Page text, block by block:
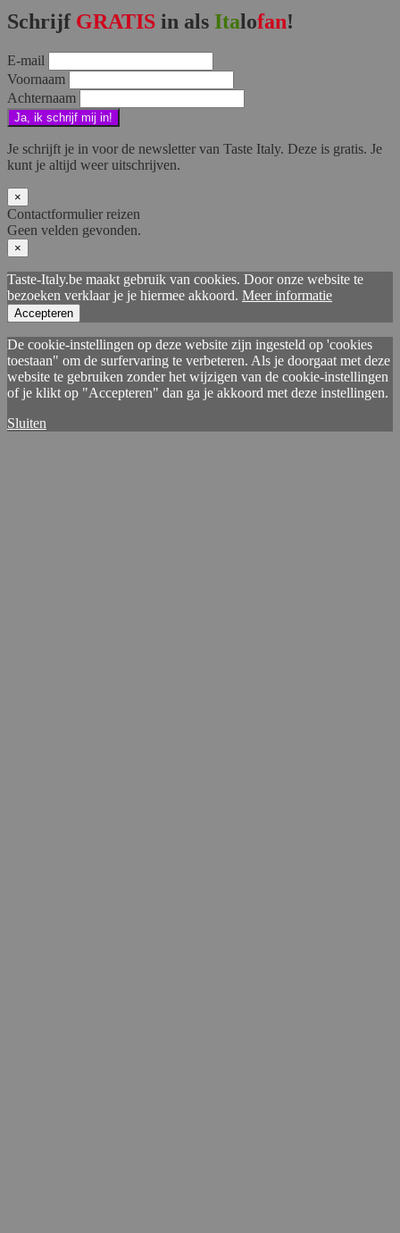
Schrijf GRATIS in als Italofan!
E-mail
Voornaam
Achternaam
Je schrijft je in voor de newsletter van Taste Italy. Deze is gratis. Je
kunt je altijd weer uitschrijven.
×
Contactformulier reizen
Geen velden gevonden.
×
Taste-Italy.be maakt gebruik van cookies. Door onze website te
bezoeken verklaar je je hiermee akkoord. Meer informatie
Accepteren
De cookie-instellingen op deze website zijn ingesteld op 'cookies
toestaan" om de surfervaring te verbeteren. Als je doorgaat met deze
website te gebruiken zonder het wijzigen van de cookie-instellingen
of je klikt op "Accepteren" dan ga je akkoord met deze instellingen.
Sluiten